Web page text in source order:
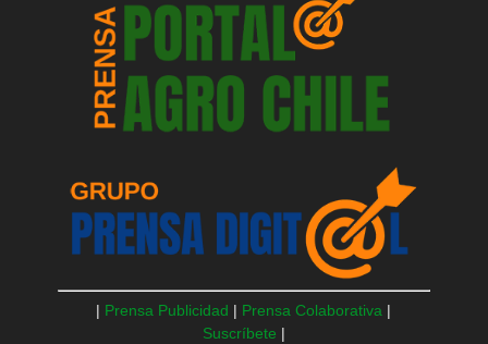
| Prensa Publicidad | Prensa Colaborativa |
Suscríbete |